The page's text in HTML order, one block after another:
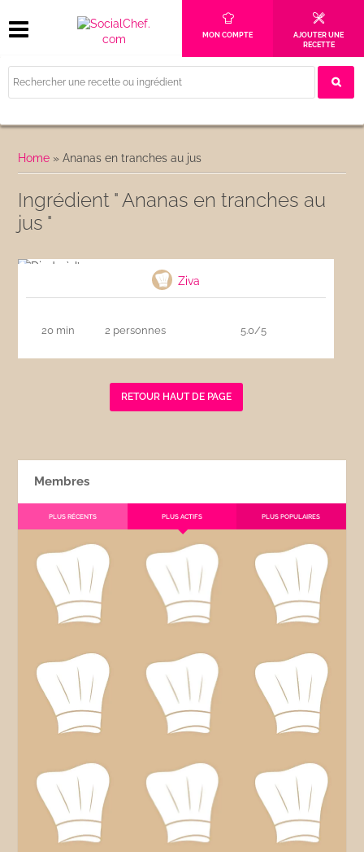
MON COMPTE
AJOUTER UNE
RECETTE
Home »Ananas en tranches au jus
Ingrédient " Ananas en tranches au
jus "
Ziva
20 min 2 personnes 5.0/5
RETOUR HAUT DE PAGE
Membres
PLUS RÉCENTS PLUS ACTIFS PLUS POPULAIRES